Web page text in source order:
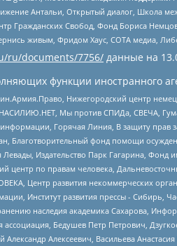
Антальи, Открытый диалог, Школа
Гражданских Свобод, Фонд Бориса
живым, Фридом Хаус, СОТА медиа,
ru/documents/7756/ данные на
функции иностранного
Нижегородский центр
Мы против СПИДа, СВЕЧА,
информации, Горячая Линия, В защиту
Благотворительный фонд помощи
Издательство Парк Гагарина,
центр по правам человека,
Центр развития некоммерческих
Институт развития прессы - Сибирь,
наследия академика Сахарова,
ассоциация, Бедушев Петр Петрович,
Алексеевич, Васильева